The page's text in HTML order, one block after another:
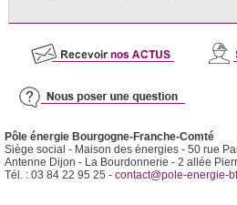
Pôle énergie Bourgogne-Franche-Comté
Siège social - Maison des énergies - 50 rue
Antenne Dijon - La Bourdonnerie - 2 allée
Tél. : 03 84 22 95 25 - contact@pole-energie-